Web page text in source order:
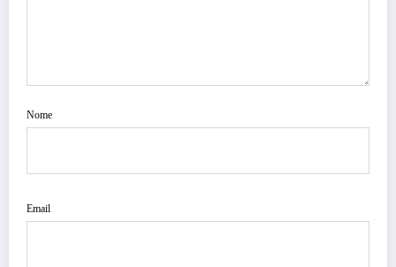
Nome
Email